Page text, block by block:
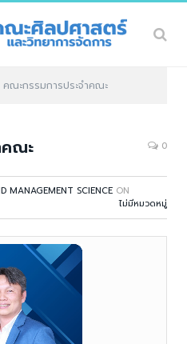
คณะกรรมการประจำคณะ
คณะ 0
MANAGEMENT SCIENCE ON
ไม่มีหมวดหมู่